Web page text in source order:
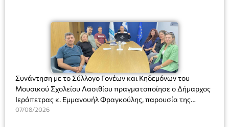
Συνάντηση με το Σύλλογο Γονέων και Κηδεμόνων του
Μουσικού Σχολείου Λασιθίου πραγματοποίησε ο Δήμαρχος
Ιεράπετρας κ. Εμμανουήλ Φραγκούλης, παρουσία της
Διευθύντριας του σχολείου κας Μαριάννας Χαΐτα.
07/08/2026